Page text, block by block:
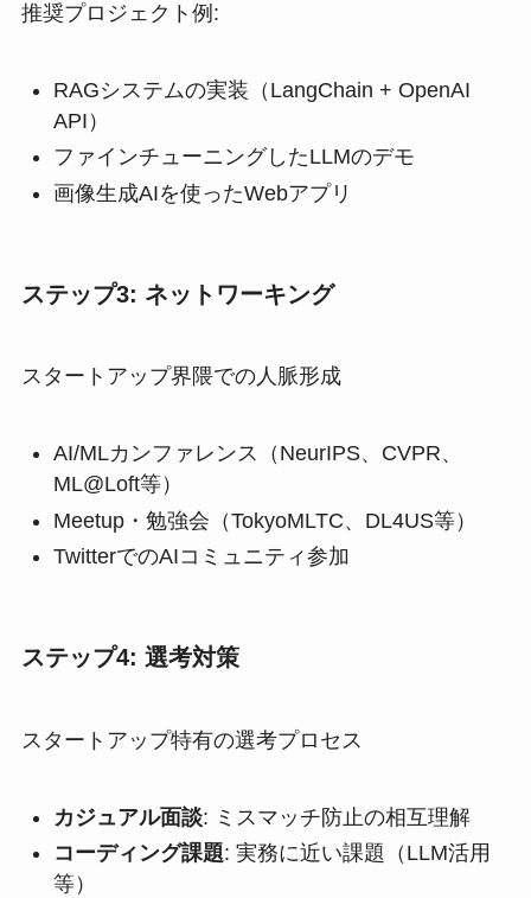
推奨プロジェクト例:
RAGシステムの実装（LangChain + OpenAI
API）
ファインチューニングしたLLMのデモ
画像生成AIを使ったWebアプリ
ステップ3: ネットワーキング
スタートアップ界隈での人脈形成
AI/MLカンファレンス（NeurIPS、CVPR、
ML@Loft等）
Meetup・勉強会（TokyoMLTC、DL4US等）
TwitterでのAIコミュニティ参加
ステップ4: 選考対策
スタートアップ特有の選考プロセス
カジュアル面談: ミスマッチ防止の相互理解
コーディング課題: 実務に近い課題（LLM活用
等）